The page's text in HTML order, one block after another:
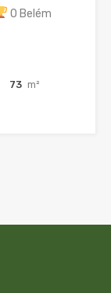
O Belém
73 m²